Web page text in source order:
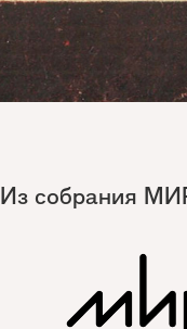
Из собрания